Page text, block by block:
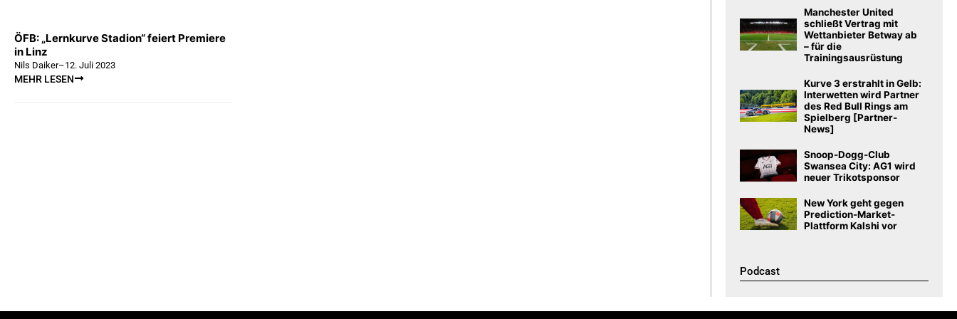
ÖFB: „Lernkurve Stadion“ feiert Premiere
in Linz
Nils Daiker–12. Juli 2023
MEHR LESEN
Manchester United
schließt Vertrag mit
Wettanbieter Betway ab
– für die
Trainingsausrüstung
Kurve 3 erstrahlt in Gelb:
Interwetten wird Partner
des Red Bull Rings am
Spielberg [Partner-
News]
Snoop-Dogg-Club
Swansea City: AG1 wird
neuer Trikotsponsor
New York geht gegen
Prediction-Market-
Plattform Kalshi vor
Podcast​